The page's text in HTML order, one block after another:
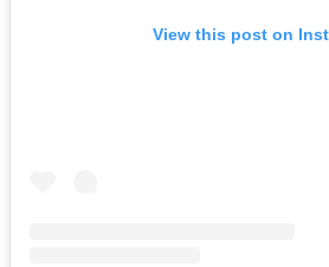
View this post on